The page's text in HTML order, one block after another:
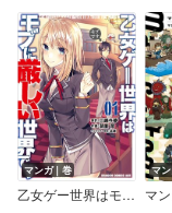
マンガ｜巻
乙女ゲー世界はモブに厳しい世界です
マ